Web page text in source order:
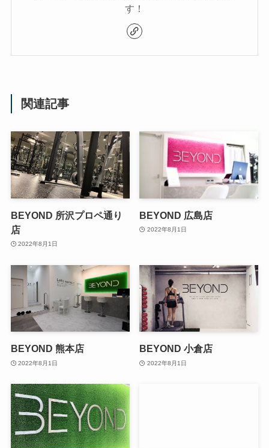
す！
関連記事
BEYOND 所沢プロペ通り
店
2022年8月1日
BEYOND 広島店
2022年8月1日
BEYOND 熊本店
2022年8月1日
BEYOND 小倉店
2022年8月1日